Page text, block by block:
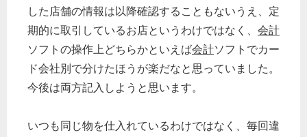
した店舗の情報は以降確認することもないうえ、定
期的に取引しているお店というわけではなく、 会計
ソフトの操作上どちらかといえば会計ソフトでカー
ド会社別で分けたほうが楽だなと思っていました。
今後は両方記入しようと思います。
いつも同じ物を仕入れているわけではなく、毎回違